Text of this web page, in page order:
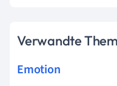
Verwandte
Emotion